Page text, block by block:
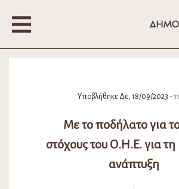
Υποβλήθηκε Δε, 18/09/2023 -
Με το ποδήλατο για
στόχους του Ο.Η.Ε. για τη
ανάπτυξη